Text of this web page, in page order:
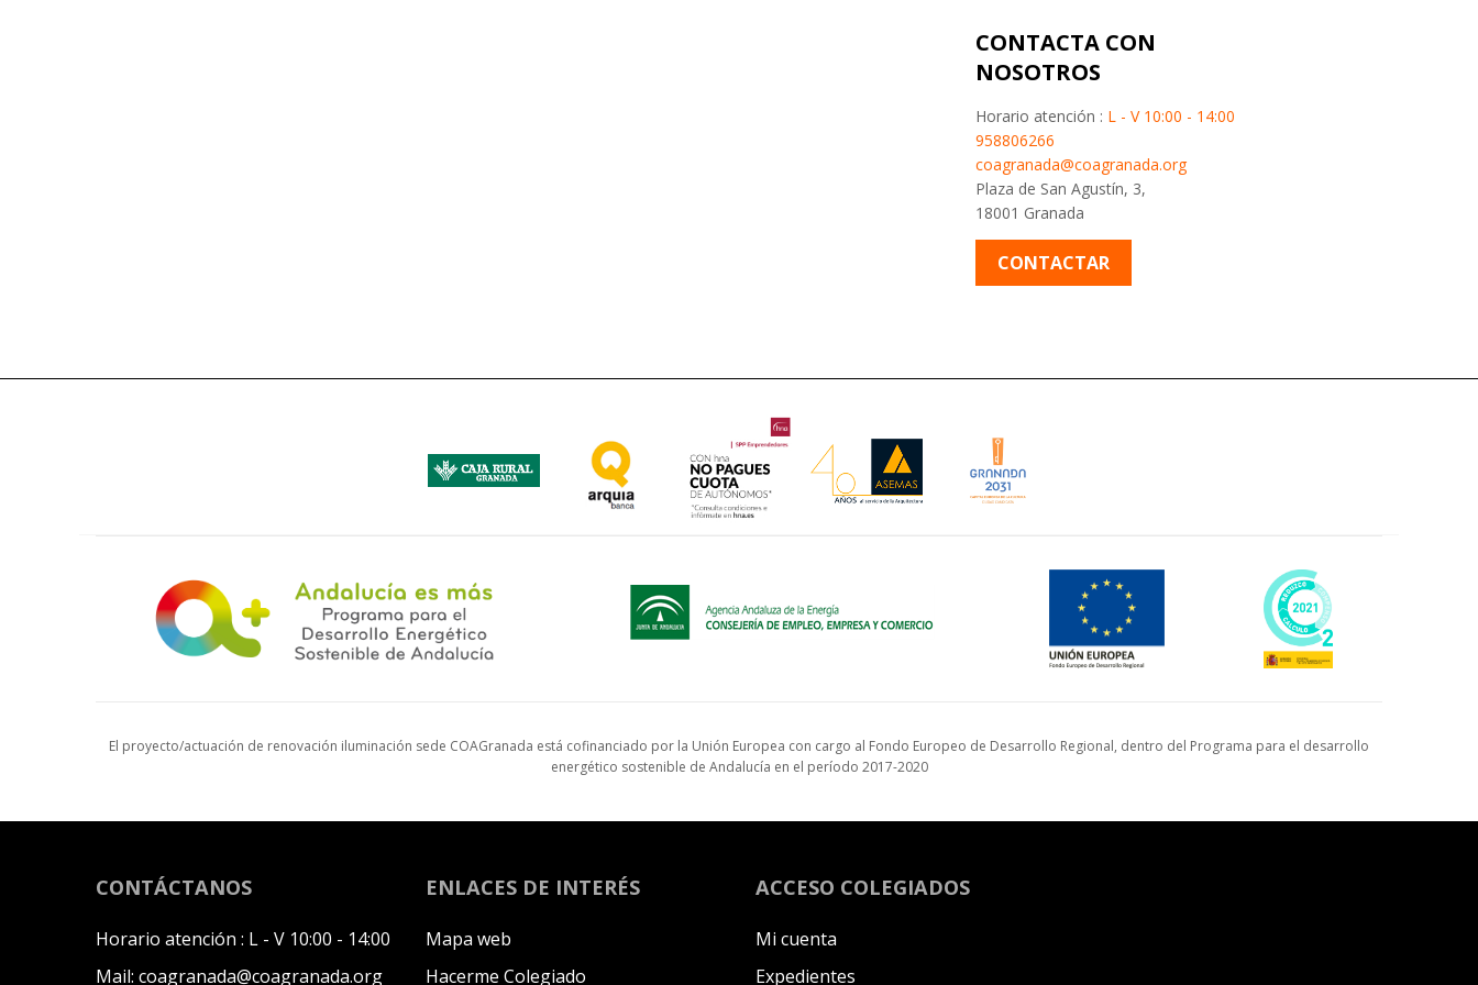
CONTACTA CON
NOSOTROS
Horario atención : L - V 10:00 - 14:00
958806266
coagranada@coagranada.org
Plaza de San Agustín, 3,
18001 Granada
CONTACTAR
El proyecto/actuación de renovación iluminación sede COAGranada está cofinanciado por la Unión Europea con cargo al Fondo Europeo de Desarrollo Regional, dentro del Programa para el desarrollo
energético sostenible de Andalucía en el período 2017-2020
CONTÁCTANOS
Horario atención : L - V 10:00 - 14:00
Mail: coagranada@coagranada.org
ENLACES DE INTERÉS
Mapa web
Hacerme Colegiado
ACCESO COLEGIADOS
Mi cuenta
Expedientes